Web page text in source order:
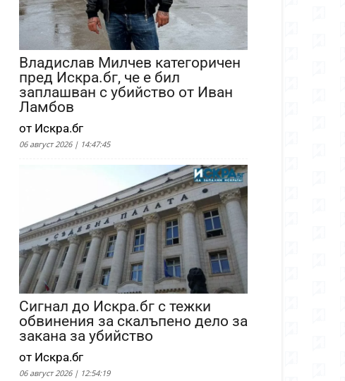
Владислав Милчев категоричен
пред Искра.бг, че е бил
заплашван с убийство от Иван
Ламбов
от Искра.бг
06 август 2026 | 14:47:45
Сигнал до Искра.бг с тежки
обвинения за скалъпено дело за
закана за убийство
от Искра.бг
06 август 2026 | 12:54:19